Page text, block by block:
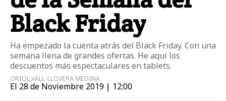
Jardín
Juguetes
Libros
Moda él
Motos
Móviles
Niños
Tecnología
TV
Black Friday
Ha empezado la cuenta atrás del Black Friday. Con una
semana llena de grandes ofertas. He aquí los
descuentos más espectaculares en tablets.
ORIOL VALL-LLOVERA MEDINA
El 28 de Noviembre 2019 | 12:00